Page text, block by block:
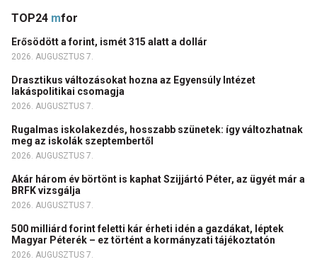
TOP24 mfor
Erősödött a forint, ismét 315 alatt a dollár
2026. AUGUSZTUS 7.
Drasztikus változásokat hozna az Egyensúly Intézet
lakáspolitikai csomagja
2026. AUGUSZTUS 7.
Rugalmas iskolakezdés, hosszabb szünetek: így változhatnak
meg az iskolák szeptembertől
2026. AUGUSZTUS 7.
Akár három év börtönt is kaphat Szijjártó Péter, az ügyét már a
BRFK vizsgálja
2026. AUGUSZTUS 7.
500 milliárd forint feletti kár érheti idén a gazdákat, léptek
Magyar Péterék – ez történt a kormányzati tájékoztatón
2026. AUGUSZTUS 7.